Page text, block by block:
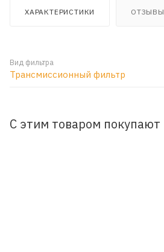
ХАРАКТЕРИСТИКИ ОТЗЫВЫ
Вид фильтра
Трансмиссионный фильтр
С этим товаром покупают